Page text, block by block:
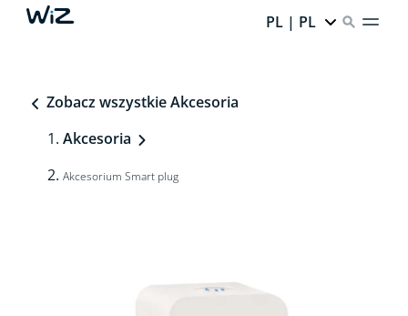
PL | PL
Zobacz wszystkie Akcesoria
Akcesoria
Akcesorium Smart plug